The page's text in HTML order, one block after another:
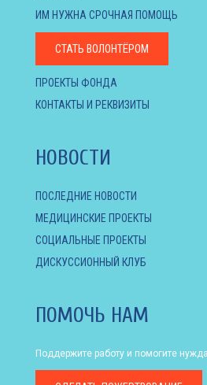
ИМ НУЖНА СРОЧНАЯ ПОМОЩЬ
СТАТЬ ВОЛОНТЁРОМ
ПРОЕКТЫ ФОНДА
КОНТАКТЫ И РЕКВИЗИТЫ
НОВОСТИ
ПОСЛЕДНИЕ НОВОСТИ
МЕДИЦИНСКИЕ ПРОЕКТЫ
СОЦИАЛЬНЫЕ ПРОЕКТЫ
ДИСКУССИОННЫЙ КЛУБ
ПОМОЧЬ НАМ
Поддержите работу и помогите